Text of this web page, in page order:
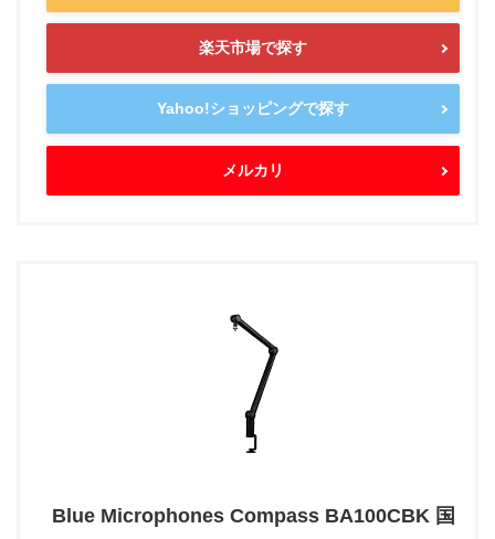
楽天市場で探す
Yahoo!ショッピングで探す
メルカリ
Blue Microphones Compass BA100CBK 国